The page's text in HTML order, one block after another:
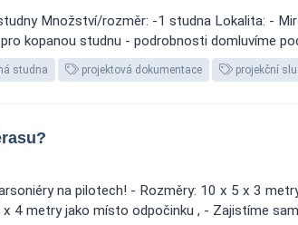
Množství/rozměr: -1 studna Lokalita: -
kopanou studnu - podrobnosti domluvíme
studna projektová dokumentace projekční
na pilotech! - Rozměry: 10 x 5 x 3
4 metry jako místo odpočinku , - Zajistíme